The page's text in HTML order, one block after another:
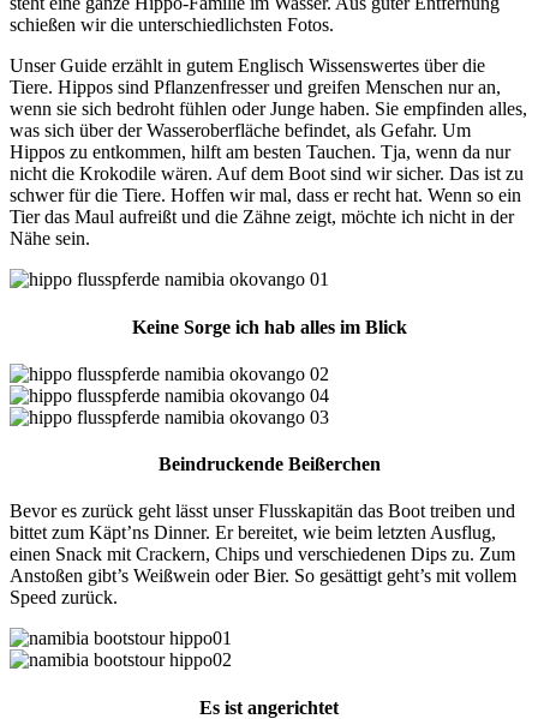
schießen wir die unterschiedlichsten Fotos.
Unser Guide erzählt in gutem Englisch Wissenswertes über die
Tiere. Hippos sind Pflanzenfresser und greifen Menschen nur an,
wenn sie sich bedroht fühlen oder Junge haben. Sie empfinden alles,
was sich über der Wasseroberfläche befindet, als Gefahr. Um
Hippos zu entkommen, hilft am besten Tauchen. Tja, wenn da nur
nicht die Krokodile wären. Auf dem Boot sind wir sicher. Das ist zu
schwer für die Tiere. Hoffen wir mal, dass er recht hat. Wenn so ein
Tier das Maul aufreißt und die Zähne zeigt, möchte ich nicht in der
Nähe sein.
Keine Sorge ich hab alles im Blick
Beindruckende Beißerchen
Bevor es zurück geht lässt unser Flusskapitän das Boot treiben und
bittet zum Käpt’ns Dinner. Er bereitet, wie beim letzten Ausflug,
einen Snack mit Crackern, Chips und verschiedenen Dips zu. Zum
Anstoßen gibt’s Weißwein oder Bier. So gesättigt geht’s mit vollem
Speed zurück.
Es ist angerichtet